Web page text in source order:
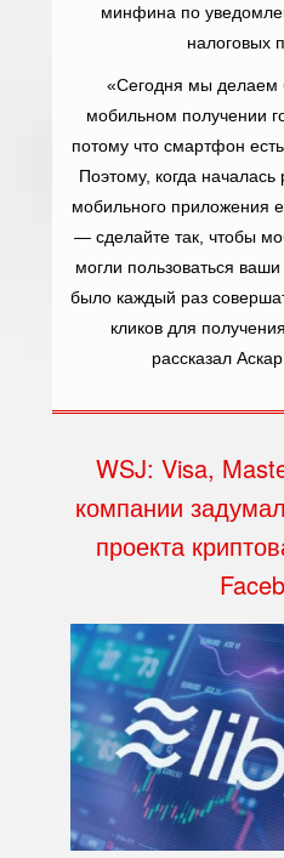
минфина по
налоговых
«Сегодня мы делаем
мобильном получении
потому что смартфон
Поэтому, когда
мобильного приложения
— сделайте так, чтобы
могли пользоваться
было каждый раз
кликов для
рассказал
WSJ: Visa,
компании
проекта